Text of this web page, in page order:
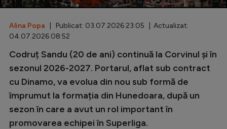
Diverse
Inedit
Champions League
Europa League
Alina Popa | Publicat: 03.07.2026 23:05 | Actualizat:
04.07.2026 08:52
Codruț Sandu (20 de ani) continuă la Corvinul și în
sezonul 2026-2027. Portarul, aflat sub contract
cu Dinamo, va evolua din nou sub formă de
împrumut la formația din Hunedoara, după un
sezon în care a avut un rol important în
promovarea echipei în Superliga.